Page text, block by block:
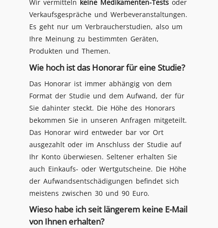
Wir vermitteln keine Medikamenten-Tests oder
Verkaufsgespräche und Werbeveranstaltungen.
Es geht nur um Verbraucherstudien, also um
Ihre Meinung zu bestimmten Geräten,
Produkten und Themen.
Wie hoch ist das Honorar für eine Studie?
Das Honorar ist immer abhängig von dem
Format der Studie und dem Aufwand, der für
Sie dahinter steckt. Die Höhe des Honorars
bekommen Sie in unseren Anfragen mitgeteilt.
Das Honorar wird entweder bar vor Ort
ausgezahlt oder im Anschluss der Studie auf
Ihr Konto überwiesen. Seltener erhalten Sie
auch Einkaufs- oder Wertgutscheine. Die Höhe
der Aufwandsentschädigungen befindet sich
meistens zwischen 30 und 90 Euro.
Wieso habe ich seit längerem keine E-Mail
von Ihnen erhalten?